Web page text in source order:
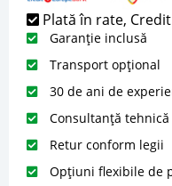
Plată în rate,
Garanție inclusă
Transport opțional
30 de ani de
Consultanță tehnică
Retur conform legii
Opțiuni flexibile de